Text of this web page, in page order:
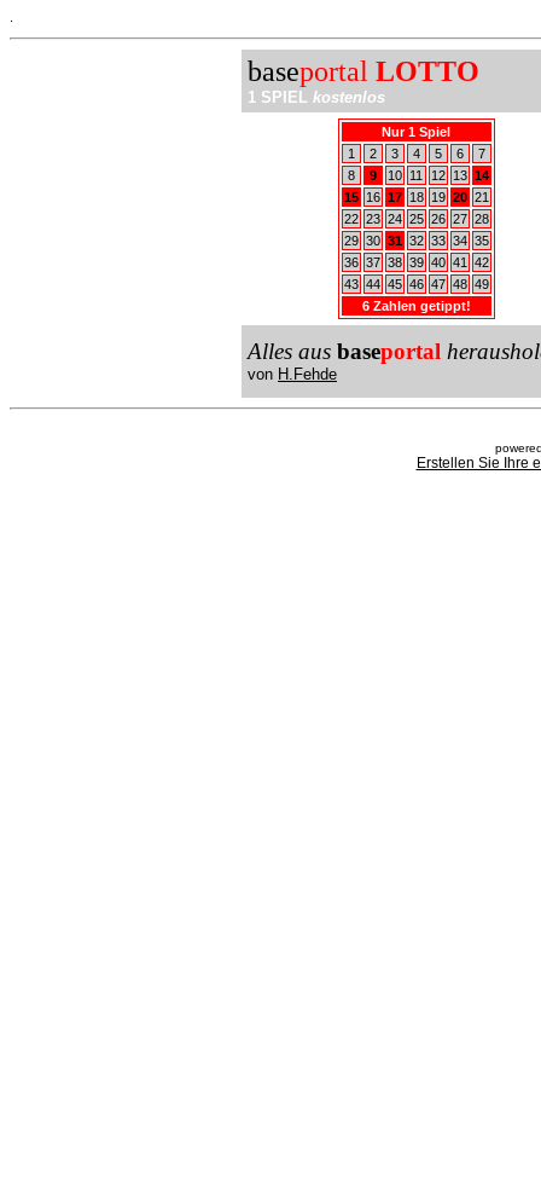
baseportal LOTTO
1 SPIEL kostenlos
Nur 1 Spiel
1
2 3 4 5 6
7
8
9 10 11 12 13 14
15
16 17 18 19 20 21
22 23 24 25 26 27 28
29 30 31 32 33 34 35
36 37 38 39 40 41
42
43 44 45 46 47 48 49
6 Zahlen getippt!
Alles aus baseportal
von H.Fehde
Erstellen Sie Ihre